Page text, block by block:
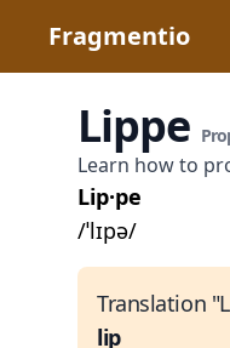
Fragmentio
Lippe
Learn how to
Lip·pe
/ˈlɪpə/
Translation
lip